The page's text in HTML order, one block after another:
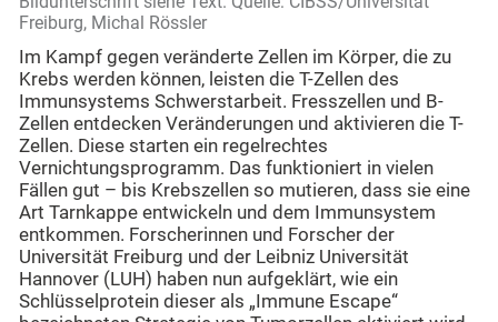
Freiburg, Michal Rössler
Im Kampf gegen veränderte Zellen im Körper, die zu
Krebs werden können, leisten die T-Zellen des
Immunsystems Schwerstarbeit. Fresszellen und B-
Zellen entdecken Veränderungen und aktivieren die T-
Zellen. Diese starten ein regelrechtes
Vernichtungsprogramm. Das funktioniert in vielen
Fällen gut – bis Krebszellen so mutieren, dass sie eine
Art Tarnkappe entwickeln und dem Immunsystem
entkommen. Forscherinnen und Forscher der
Universität Freiburg und der Leibniz Universität
Hannover (LUH) haben nun aufgeklärt, wie ein
Schlüsselprotein dieser als „Immune Escape“